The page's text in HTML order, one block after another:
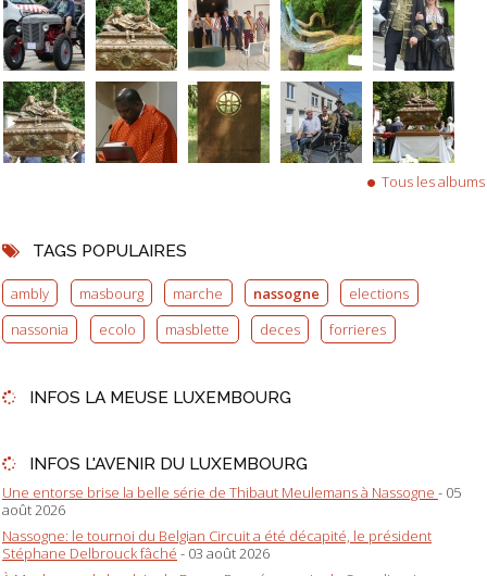
Tous les albums
TAGS POPULAIRES
ambly masbourg marche nassogne
elections
nassonia
ecolo masblette deces forrieres
INFOS LA MEUSE LUXEMBOURG
INFOS L'AVENIR DU LUXEMBOURG
Une entorse brise la belle série de Thibaut Meulemans à Nassogne - 05
août 2026
Nassogne: le tournoi du Belgian Circuit a été décapité, le président
Stéphane Delbrouck fâché - 03 août 2026